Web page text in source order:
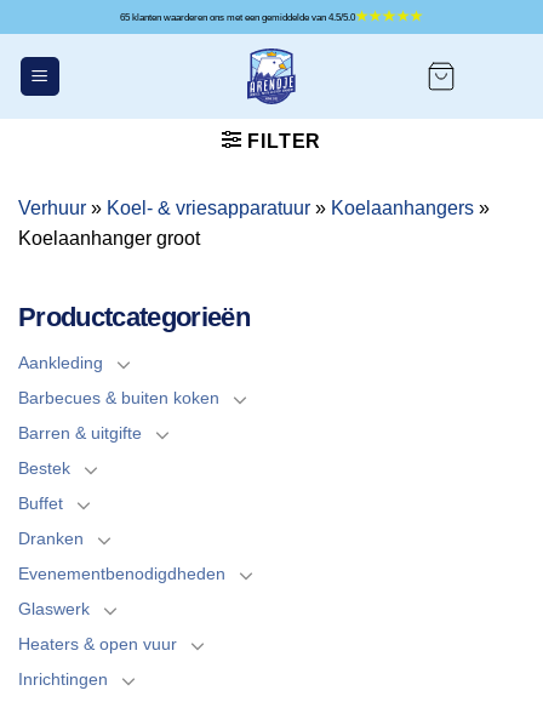
inhoud
65 klanten waarderen ons met een gemiddelde van 4.5/5.0
FILTER
Verhuur » Koel- & vriesapparatuur » Koelaanhangers »
Koelaanhanger groot
Productcategorieën
Aankleding
Barbecues & buiten koken
Barren & uitgifte
Bestek
Buffet
Dranken
Evenementbenodigdheden
Glaswerk
Heaters & open vuur
Inrichtingen